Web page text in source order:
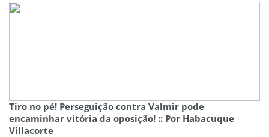
Tiro no pé! Perseguição contra Valmir pode
encaminhar vitória da oposição! :: Por Habacuque
Villacorte